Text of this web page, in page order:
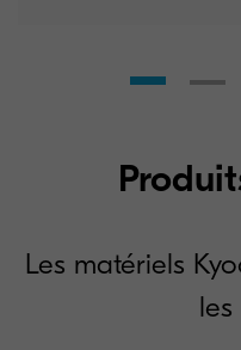
Les matériels
les